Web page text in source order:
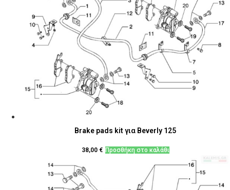
Brake pads kit για Beverly 125
38,00 € Προσθήκη στο καλάθι